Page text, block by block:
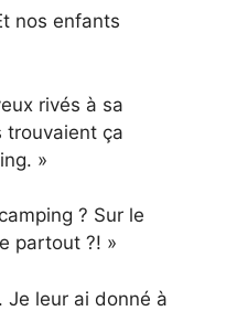
nos enfants
rivés à sa
trouvaient ça
»
? Sur le
partout ?! »
Je leur ai donné à